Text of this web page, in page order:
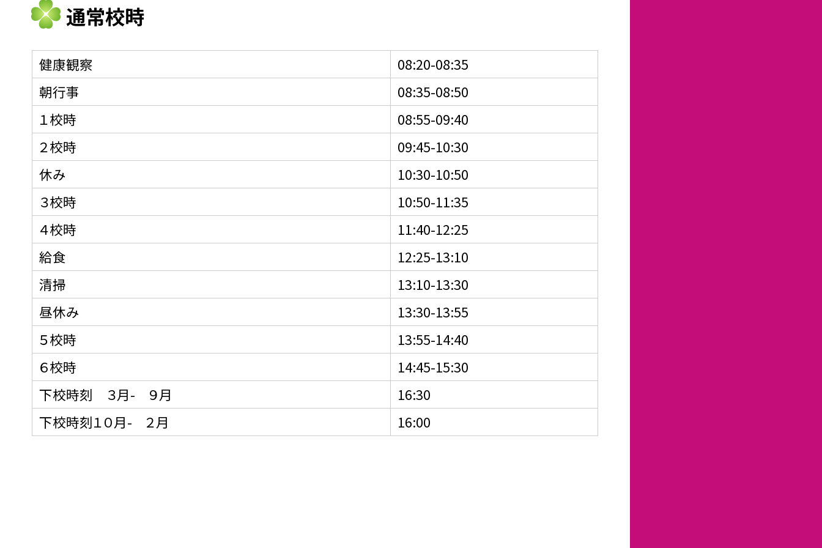
通常校時
健康観察
08:20-08:35
朝行事
08:35-08:50
１校時
08:55-09:40
２校時
09:45-10:30
休み
10:30-10:50
３校時
10:50-11:35
４校時
11:40-12:25
給食
12:25-13:10
清掃
13:10-13:30
昼休み
13:30-13:55
５校時
13:55-14:40
６校時
14:45-15:30
下校時刻 ３月- ９月
16:30
下校時刻１０月- ２月
16:00